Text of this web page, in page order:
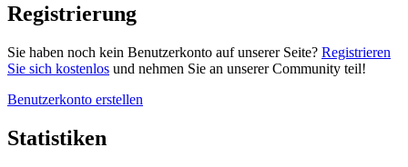
Registrierung
Sie haben noch kein Benutzerkonto auf unserer Seite? Registrieren
Sie sich kostenlos und nehmen Sie an unserer Community teil!
Benutzerkonto erstellen
Statistiken